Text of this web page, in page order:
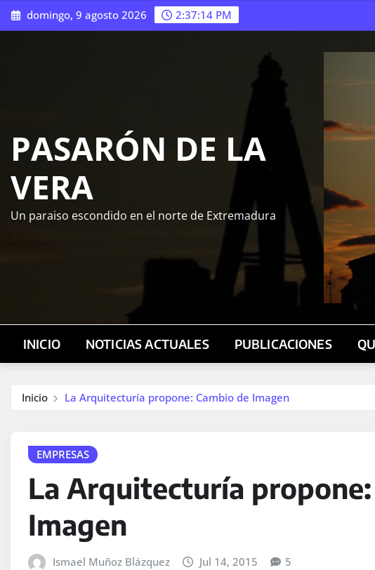
Saltar
al
domingo, 9 agosto 2026 2:37:15 PM
PASARÓN DE LA
VERA
Un paraiso escondido en el norte de Extremadura
INICIO NOTICIAS ACTUALES PUBLICACIONES
Inicio La Arquitecturía propone: Cambio de Imagen
EMPRESAS
La Arquitecturía
Imagen
Ismael Muñoz Blázquez Jul 14, 2015 5